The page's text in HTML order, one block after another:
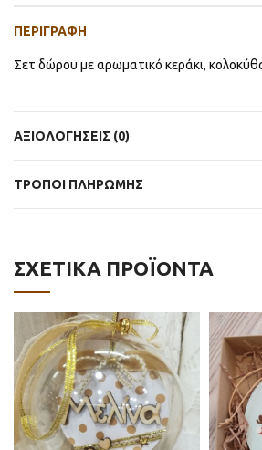
ΠΕΡΙΓΡΑΦΉ
Σετ δώρου με αρωματικό κεράκι,
ΑΞΙΟΛΟΓΉΣΕΙΣ (0)
ΤΡΟΠΟΙ ΠΛΗΡΩΜΗΣ
ΣΧΕΤΙΚΆ ΠΡΟΪΌΝΤΑ